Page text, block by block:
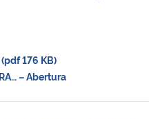
176 KB)
– Abertura